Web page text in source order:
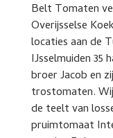
Belt Tomaten
Overijsselse
locaties aan de
IJsselmuiden 35
broer Jacob en
trostomaten.
de teelt van
pruimtomaat